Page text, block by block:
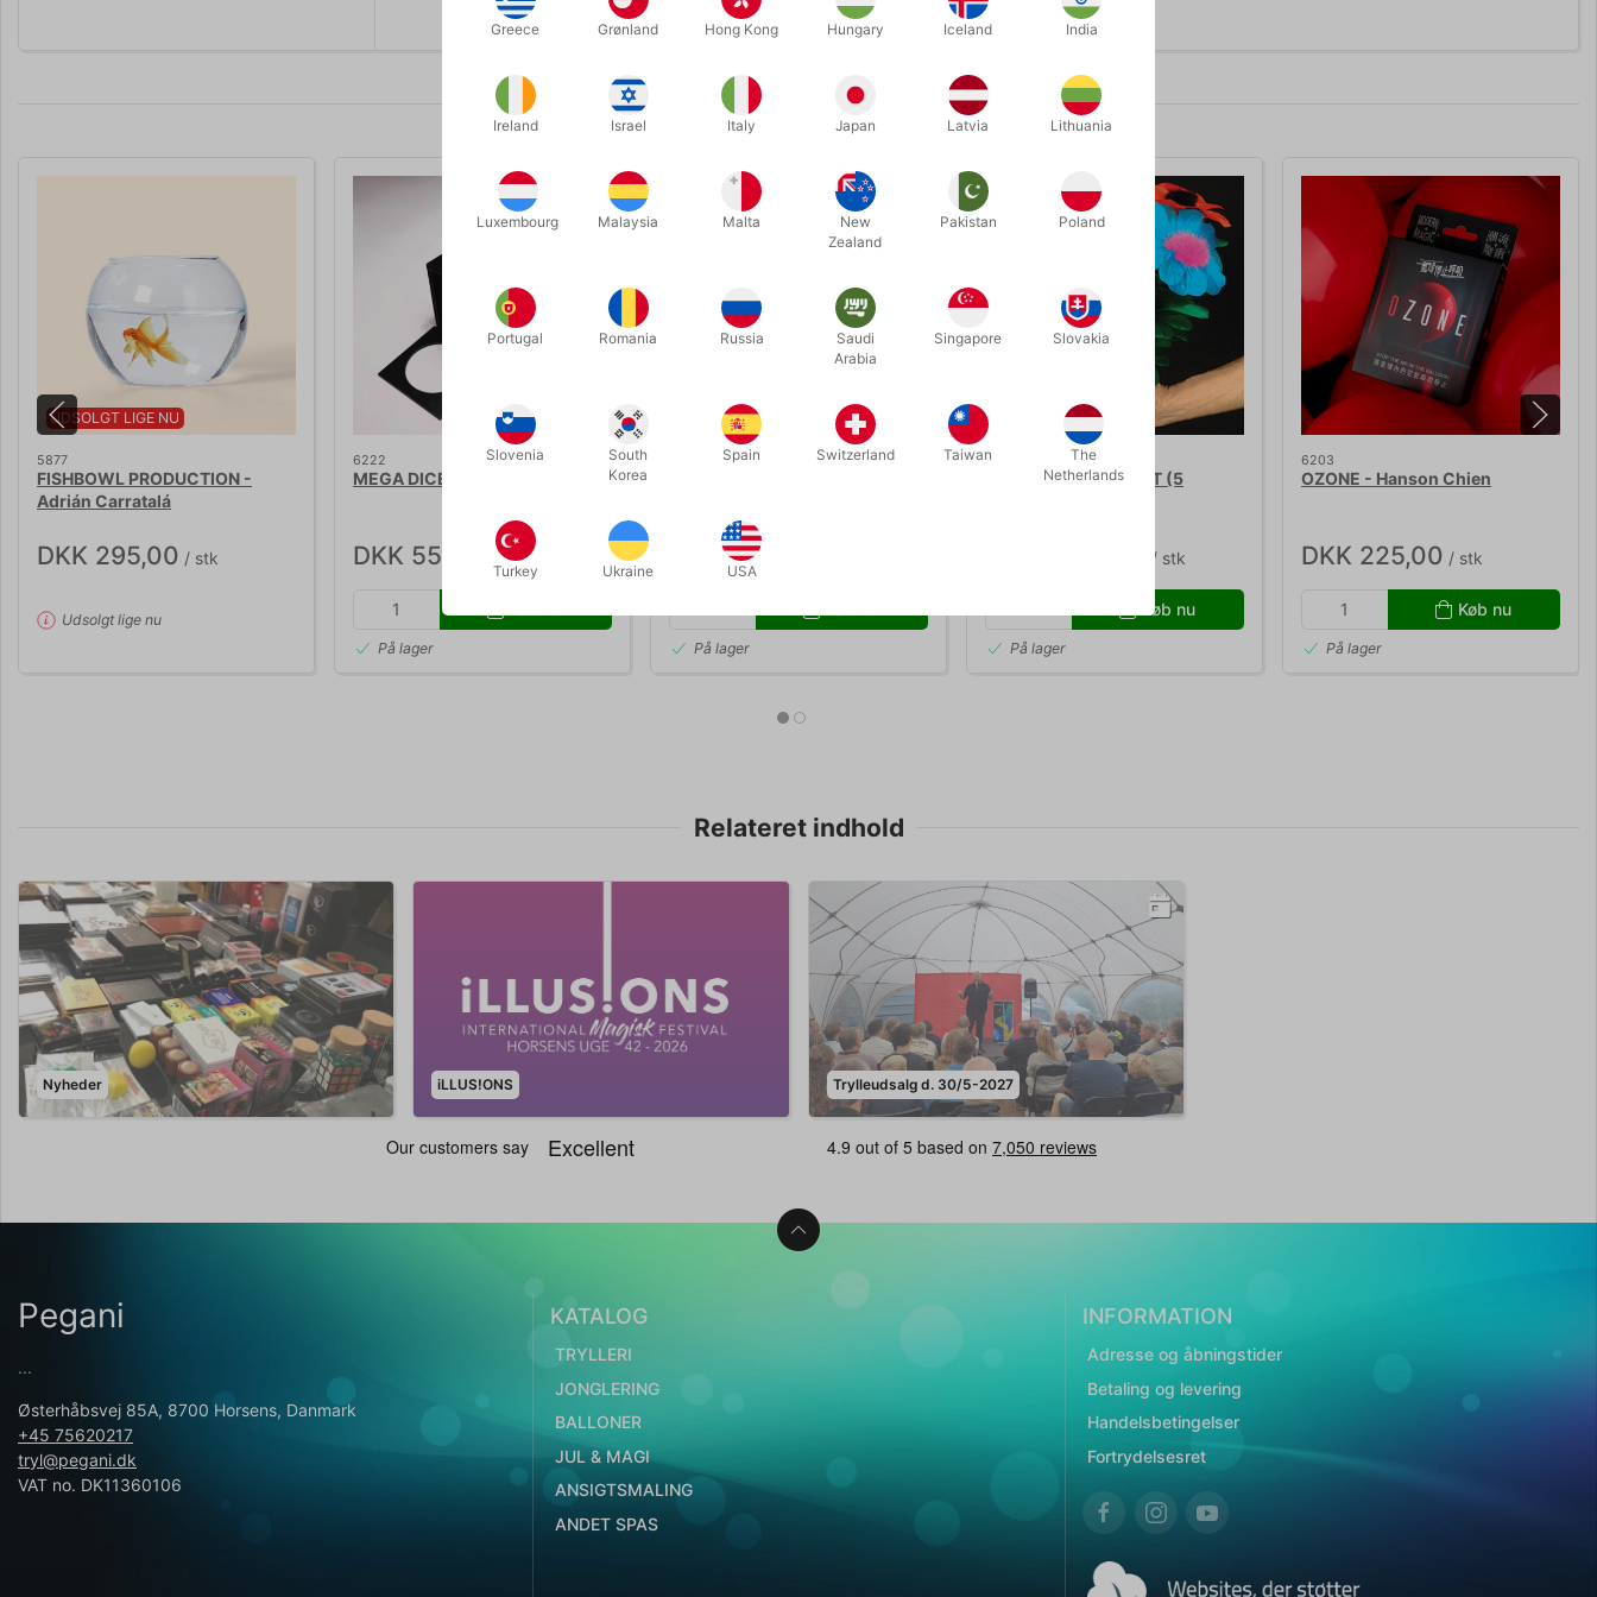
Relaterede produkter
UDSOLGT LIGE NU
5877
FISHBOWL PRODUCTION -
Adrián Carratalá
DKK 295,00 / stk
Udsolgt lige nu
6222
MEGA DICE - Tora Magic
DKK 550,00/ stk
På lager
DKK 225,00
På lager
91
BLOOMING BOUQUET (5
/ stk
Køb nu
På lager
6203
OZONE - Hanson Chien
DKK 225,00 / stk
Køb nu
På lager
Relateret indhold
Nyheder iLLUS!ONS Trylleudsalg d. 30/5-2027
Pegani
...
Østerhåbsvej 85A, 8700 Horsens, Danmark
+45 75620217
tryl@pegani.dk
VAT no. DK11360106
KATALOG
TRYLLERI
JONGLERING
BALLONER
JUL & MAGI
ANSIGTSMALING
ANDET SPAS
INFORMATION
Adresse og åbningstider
Betaling og levering
Handelsbetingelser
Fortrydelsesret
Greece Grønland Hong Kong Hungary Iceland India
Ireland Israel Italy Japan Latvia Lithuania
Luxembourg Malaysia Malta
New
Zealand
Pakistan Poland
Portugal Romania Russia
Saudi
Arabia
Singapore Slovakia
Slovenia
South
Korea
Spain Switzerland Taiwan
The
Netherlands
Turkey Ukraine USA